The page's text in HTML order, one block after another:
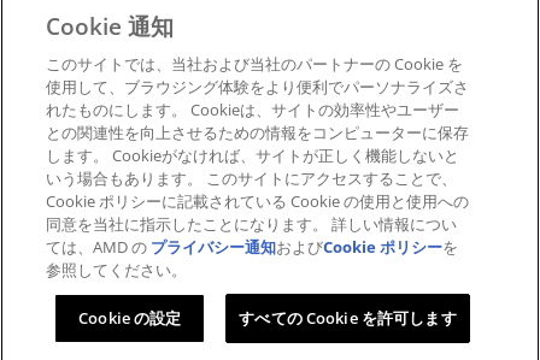
取締役会
SEC 提出書類
プライバシー
商標
サプライ チェーンの透明性
公正でオープンな競争
英国税務戦略
Cookie ポリシー
Cookie の設定
Cookie 通知
このサイトでは、当社および当社のパートナーの Cookie を
使用して、ブラウジング体験をより便利でパーソナライズさ
れたものにします。 Cookieは、サイトの効率性やユーザー
との関連性を向上させるための情報をコンピューターに保存
します。 Cookieがなければ、サイトが正しく機能しないと
いう場合もあります。 このサイトにアクセスすることで、
Cookie ポリシーに記載されている Cookie の使用と使用への
同意を当社に指示したことになります。 詳しい情報につい
ては、AMD の プライバシー通知およびCookie ポリシーを
参照してください。
Cookie の設定 すべての Cookie を許可します